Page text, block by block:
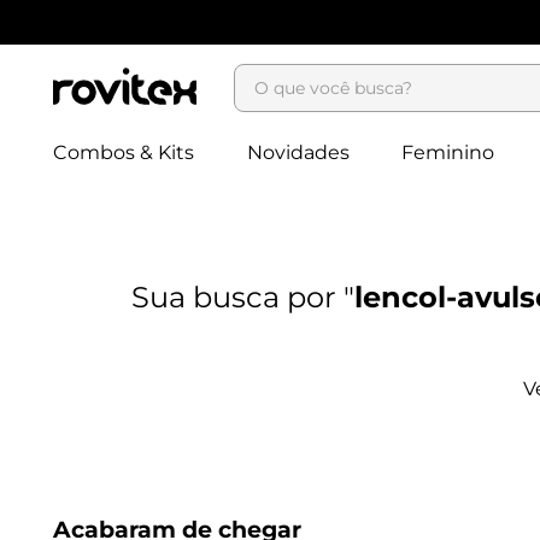
O que você busca?
Combos & Kits Novidades Feminino
lencol-
Acabaram de chegar